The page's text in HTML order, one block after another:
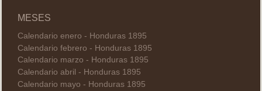
MESES
Calendario enero - Honduras 1895
Calendario febrero - Honduras 1895
Calendario marzo - Honduras 1895
Calendario abril - Honduras 1895
Calendario mayo - Honduras 1895